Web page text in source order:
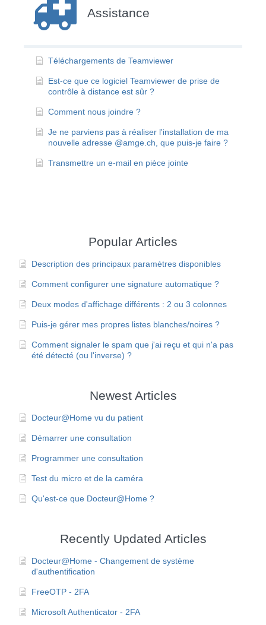
Assistance
Téléchargements de Teamviewer
Est-ce que ce logiciel Teamviewer de prise de
contrôle à distance est sûr ?
Comment nous joindre ?
Je ne parviens pas à réaliser l'installation de ma
nouvelle adresse @amge.ch, que puis-je faire ?
Transmettre un e-mail en pièce jointe
Popular Articles
Description des principaux paramètres disponibles
Comment configurer une signature automatique ?
Deux modes d'affichage différents : 2 ou 3 colonnes
Puis-je gérer mes propres listes blanches/noires ?
Comment signaler le spam que j'ai reçu et qui n'a pas
été détecté (ou l'inverse) ?
Newest Articles
Docteur@Home vu du patient
Démarrer une consultation
Programmer une consultation
Test du micro et de la caméra
Qu'est-ce que Docteur@Home ?
Recently Updated Articles
Docteur@Home - Changement de système
d'authentification
FreeOTP - 2FA
Microsoft Authenticator - 2FA